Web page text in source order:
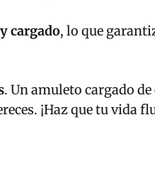
cargado, lo que
. Un amuleto cargado de
¡Haz que tu vida